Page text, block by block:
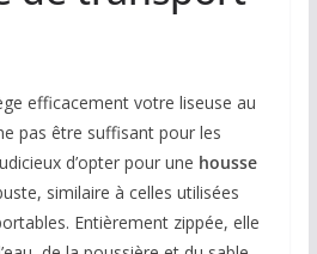
efficacement votre liseuse au
pas être suffisant pour les
d’opter pour une housse
similaire à celles utilisées
Entièrement zippée, elle